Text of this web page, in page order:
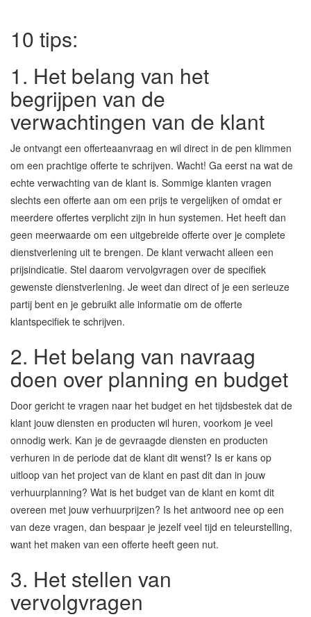
10 tips:
1. Het belang van het
begrijpen van de
verwachtingen van de klant
Je ontvangt een offerteaanvraag en wil direct in de pen klimmen
om een prachtige offerte te schrijven. Wacht! Ga eerst na wat de
echte verwachting van de klant is. Sommige klanten vragen
slechts een offerte aan om een prijs te vergelijken of omdat er
meerdere offertes verplicht zijn in hun systemen. Het heeft dan
geen meerwaarde om een uitgebreide offerte over je complete
dienstverlening uit te brengen. De klant verwacht alleen een
prijsindicatie. Stel daarom vervolgvragen over de specifiek
gewenste dienstverlening. Je weet dan direct of je een serieuze
partij bent en je gebruikt alle informatie om de offerte
klantspecifiek te schrijven.
2. Het belang van navraag
doen over planning en budget
Door gericht te vragen naar het budget en het tijdsbestek dat de
klant jouw diensten en producten wil huren, voorkom je veel
onnodig werk. Kan je de gevraagde diensten en producten
verhuren in de periode dat de klant dit wenst? Is er kans op
uitloop van het project van de klant en past dit dan in jouw
verhuurplanning? Wat is het budget van de klant en komt dit
overeen met jouw verhuurprijzen? Is het antwoord nee op een
van deze vragen, dan bespaar je jezelf veel tijd en teleurstelling,
want het maken van een offerte heeft geen nut.
3. Het stellen van
vervolgvragen